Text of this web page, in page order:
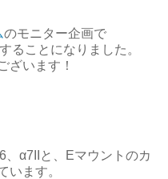
のモニター企画で
ることになりました。
ざいます！
α7IIと、Eマウントのカ
います。